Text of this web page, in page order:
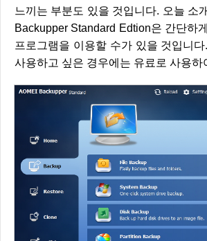
느끼는 부분도 있을 것입니다. 오늘 소
Backupper Standard Edtion은 간단하
프로그램을 이용할 수가 있을 것입니
사용하고 싶은 경우에는 유료로 사용하